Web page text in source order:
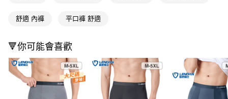
後付繳納相關費用。
客戶支援中心」https://netprotections.freshdesk.com/support/home
【注意事項】
１．透過由恩沛科技股份有限公司提供之「AFTEE先享後付」服務完成之交
易，需依本服務之必要範圍內提供個人資料，並將交易相關給付款項請求債
權轉讓予恩沛科技股份有限公司。
每筆NT$65，滿NT$490(含以上)免運費
7-11取貨付款
每筆NT$65，滿NT$490(含以上)免運費
付款後7-11取貨
舒適 內褲 平口褲 舒適
🔻你可能會喜歡